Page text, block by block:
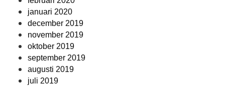
januari 2020
december 2019
november 2019
oktober 2019
september 2019
augusti 2019
juli 2019